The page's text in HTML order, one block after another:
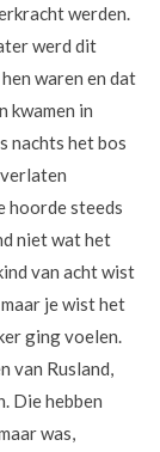
werden.
werd dit
waren en dat
kwamen in
nachts het bos
hoorde steeds
niet wat het
van acht wist
je wist het
ging voelen.
van Rusland,
Die hebben
was,